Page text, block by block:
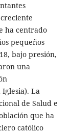
ha centrado
pequeños
bajo presión,
una
La
de Salud e
que ha
católico